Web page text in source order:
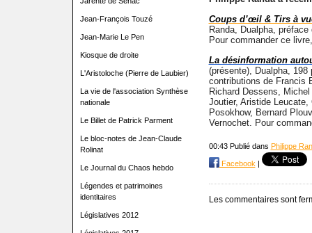
Jean-François Touzé
Jean-Marie Le Pen
Kiosque de droite
L'Aristoloche (Pierre de Laubier)
La vie de l'association Synthèse
nationale
Le Billet de Patrick Parment
Le bloc-notes de Jean-Claude
Rolinat
Le Journal du Chaos hebdo
Légendes et patrimoines
identitaires
Législatives 2012
Coups d’œil & Tirs à
Randa, Dualpha,
Pour commander ce
La désinformation
(présente), Dualpha,
contributions de Francis
Richard Dessens,
Joutier, Aristide
Posokhow, Bernard
Vernochet. Pour
00:43 Publié dans Philippe
Facebook|
Les commentaires sont